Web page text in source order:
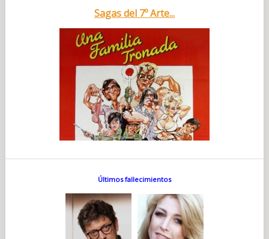
Sagas del 7º Arte...
Últimos fallecimientos